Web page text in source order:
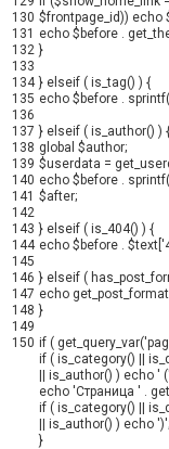
130
131
132
133
134
135
136
137
138
139
140
141
142
143
144
145
146
147
148
149
150
$frontpage_id)) echo
echo $before
}
} elseif ( is_tag() ) {
echo $before sprintf(
} elseif ( is_author() ) {
global $author;
$userdata =
echo $before sprintf(
$after;
} elseif ( is_404() ) {
echo $before $text
} elseif (
echo
}
if ( get_query_var(
if ( is_category() ||
|| is_author() ) echo ' ('
echo 'Страница '
if ( is_category() ||
|| is_author() ) echo ')';
}